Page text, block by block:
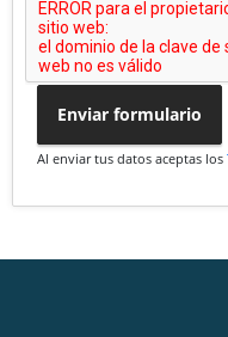
Enviar formulario
Al enviar tus datos aceptas los